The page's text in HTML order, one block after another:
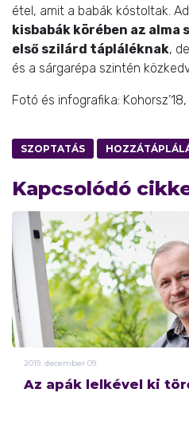
étel, amit a babák kóstoltak.
kisbabák körében az alma
első szilárd tápláléknak,
és a sárgarépa szintén
Fotó és infografika:
SZOPTATÁS
Kapcsolódó
2019. december 09.
Az apák lelkével ki